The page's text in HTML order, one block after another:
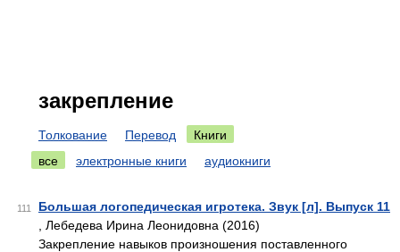
закрепление
Толкование Перевод
Книги
все
электронные книги аудиокниги
111
Большая логопедическая игротека. Звук [л]. Выпуск 11
, Лебедева Ирина Леонидовна (2016)
Закрепление навыков произношения поставленного